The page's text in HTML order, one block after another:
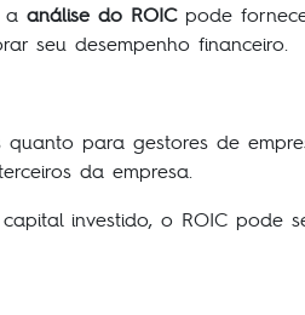
a análise do ROICpode
seu desempenho financeiro.
para gestores de
da empresa.
investido, o ROIC pode